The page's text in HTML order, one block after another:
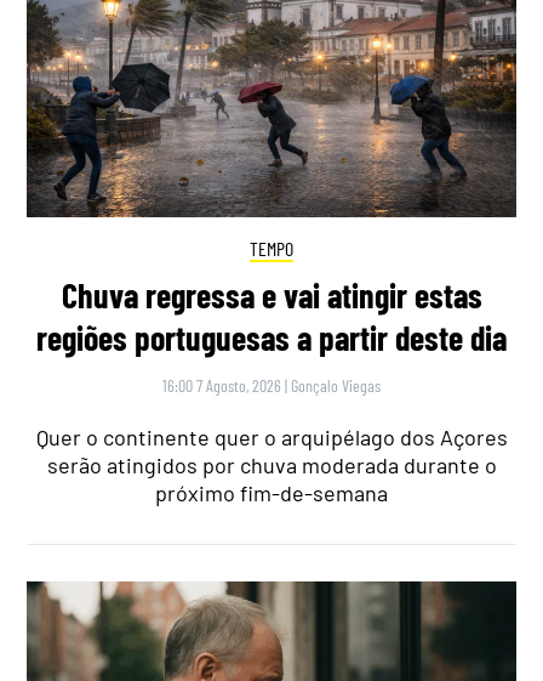
TEMPO
Chuva regressa e vai atingir estas
regiões portuguesas a partir deste dia
16:00 7 Agosto, 2026 | Gonçalo Viegas
Quer o continente quer o arquipélago dos Açores
serão atingidos por chuva moderada durante o
próximo fim-de-semana